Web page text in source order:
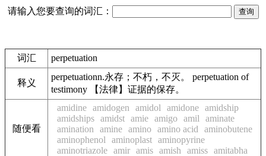
请输入您要查询的词汇：
词汇 perpetuation
释义
perpetuationn.永存；不朽，不灭。 perpetuation of
testimony 【法律】证据的保存。
随便看
amidine amidogen amidol amidone amidship
amidships amidst amie amigo amil
aminate
amination
amine amino amino acid
aminobutene
aminophenol
aminoplast aminopyrine
aminotriazole amir amis amish amiss amitabha